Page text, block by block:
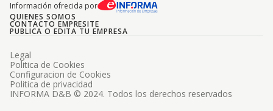
Información ofrecida por
QUIENES SOMOS
CONTACTO EMPRESITE
PUBLICA O EDITA TU EMPRESA
INFORMA D&B © 2024. Todos los derechos reservados
Legal
Politica de Cookies
Configuracion de Cookies
Politica de privacidad